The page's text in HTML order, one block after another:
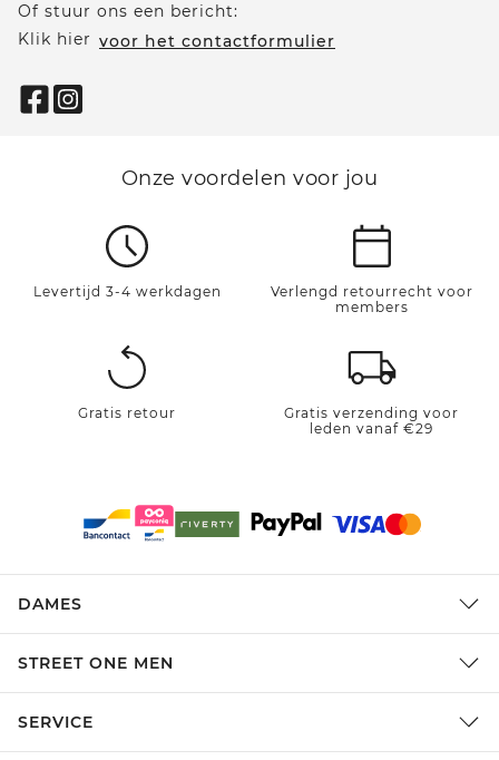
Of stuur ons een bericht:
Klik hier voor het contactformulier
Onze voordelen voor jou
Levertijd 3-4 werkdagen
Verlengd retourrecht voor
members
Gratis retour
Gratis verzending voor
leden vanaf €29
DAMES
STREET ONE MEN
SERVICE